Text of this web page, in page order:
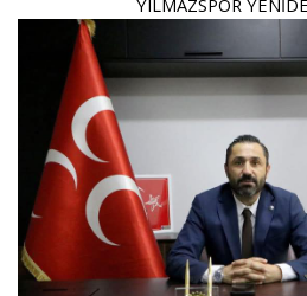
YILMAZSPOR